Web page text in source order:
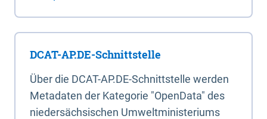
DCAT-AP.DE-Schnittstelle
Über die DCAT-AP.DE-Schnittstelle werden
Metadaten der Kategorie "OpenData" des
niedersächsischen Umweltministeriums